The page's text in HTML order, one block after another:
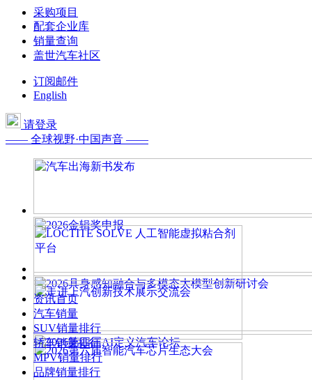
采购项目
配套企业库
销量查询
盖世汽车社区
订阅邮件
English
请登录
—— 全球视野·中国声音 ——
资讯首页
汽车销量
SUV销量排行
轿车销量排行
MPV销量排行
品牌销量排行